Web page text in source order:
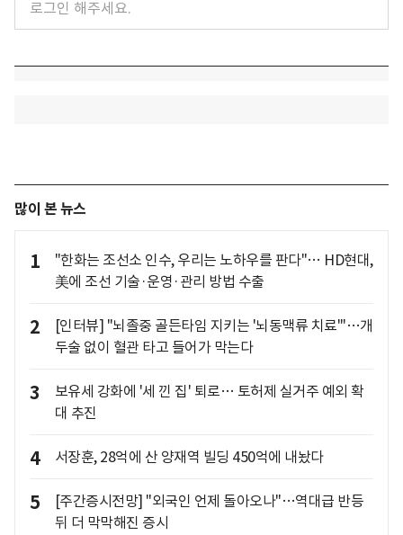
많이 본 뉴스
1
"한화는 조선소 인수, 우리는 노하우를 판다"… HD현대,
美에 조선 기술·운영·관리 방법 수출
2
[인터뷰] "뇌졸중 골든타임 지키는 '뇌동맥류 치료'"…개
두술 없이 혈관 타고 들어가 막는다
3
보유세 강화에 '세 낀 집' 퇴로… 토허제 실거주 예외 확
대 추진
4 서장훈, 28억에 산 양재역 빌딩 450억에 내놨다
5
[주간증시전망] "외국인 언제 돌아오나"…역대급 반등
뒤 더 막막해진 증시